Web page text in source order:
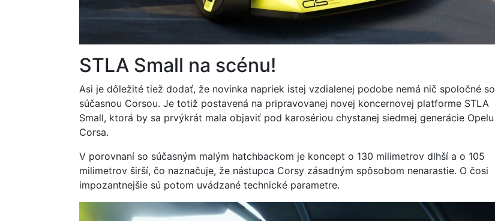
STLA Small na scénu!
Asi je dôležité tiež dodať, že novinka napriek istej vzdialenej podobe nemá nič spoločné so
súčasnou Corsou. Je totiž postavená na pripravovanej novej koncernovej platforme STLA
Small, ktorá by sa prvýkrát mala objaviť pod karosériou chystanej siedmej generácie Opelu
Corsa.
V porovnaní so súčasným malým hatchbackom je koncept o 130 milimetrov dlhší a o 105
milimetrov širší, čo naznačuje, že nástupca Corsy zásadným spôsobom nenarastie. O čosi
impozantnejšie sú potom uvádzané technické parametre.